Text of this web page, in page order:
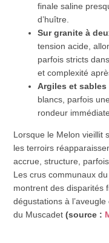
finale saline
d’huître.
Sur granite à
tension acide,
parfois stricts
et complexité
Argiles et sables
blancs, parfois
rondeur
Lorsque le Melon vieillit
les terroirs
accrue, structure,
Les crus communaux
montrent des disparités
dégustations à
du Muscadet(source :